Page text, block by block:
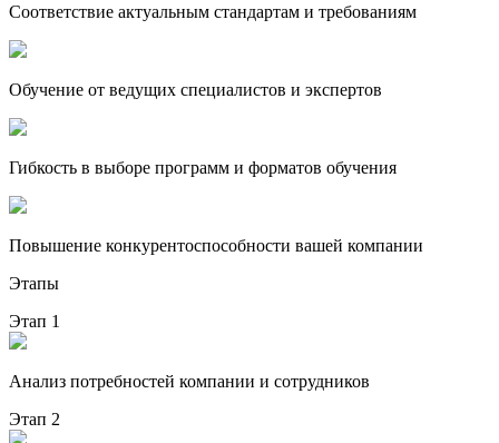
Соответствие актуальным стандартам и требованиям
Обучение от ведущих специалистов и экспертов
Гибкость в выборе программ и форматов обучения
Повышение конкурентоспособности вашей компании
Этапы
Этап 1
Анализ потребностей компании и сотрудников
Этап 2